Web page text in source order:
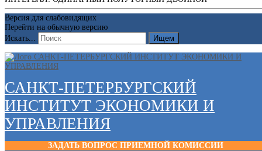
Версия для слабовидящих
Перейти на обычную версию
Искать...
Ищем
САНКТ-ПЕТЕРБУРГСКИЙ
ИНСТИТУТ ЭКОНОМИКИ И
УПРАВЛЕНИЯ
ЗАДАТЬ ВОПРОС ПРИЕМНОЙ КОМИССИИ